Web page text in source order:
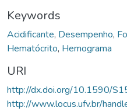
Keywords
Acidificante, Desempenho,
Hematócrito, Hemograma
URI
http://dx.doi.org/10.1590/
http://www.locus.ufv.br/